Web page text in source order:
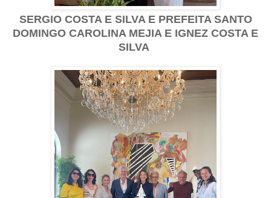
SERGIO COSTA E SILVA E PREFEITA SANTO
DOMINGO CAROLINA MEJIA E IGNEZ COSTA E
SILVA